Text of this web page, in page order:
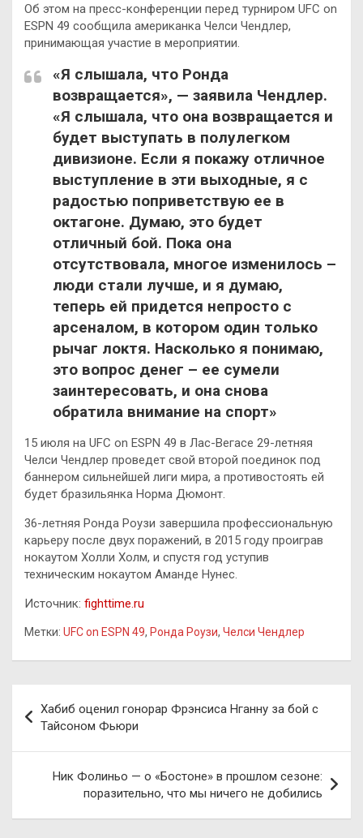
Об этом на пресс-конференции перед турниром UFC on
ESPN 49 сообщила американка Челси Чендлер,
принимающая участие в мероприятии.
«Я слышала, что Ронда
возвращается», — заявила Чендлер.
«Я слышала, что она возвращается и
будет выступать в полулегком
дивизионе. Если я покажу отличное
выступление в эти выходные, я с
радостью поприветствую ее в
октагоне. Думаю, это будет
отличный бой. Пока она
отсутствовала, многое изменилось –
люди стали лучше, и я думаю,
теперь ей придется непросто с
арсеналом, в котором один только
рычаг локтя. Насколько я понимаю,
это вопрос денег – ее сумели
заинтересовать, и она снова
обратила внимание на спорт»
15 июля на UFC on ESPN 49 в Лас-Вегасе 29-летняя
Челси Чендлер проведет свой второй поединок под
баннером сильнейшей лиги мира, а противостоять ей
будет бразильянка Норма Дюмонт.
36-летняя Ронда Роузи завершила профессиональную
карьеру после двух поражений, в 2015 году проиграв
нокаутом Холли Холм, и спустя год уступив
техническим нокаутом Аманде Нунес.
Источник: fighttime.ru
Метки: UFC on ESPN 49, Ронда Роузи, Челси Чендлер
по
записям
Хабиб оценил гонорар Фрэнсиса Нганну за бой с
Тайсоном Фьюри
Ник Фолиньо — о «Бостоне» в прошлом сезоне:
поразительно, что мы ничего не добились